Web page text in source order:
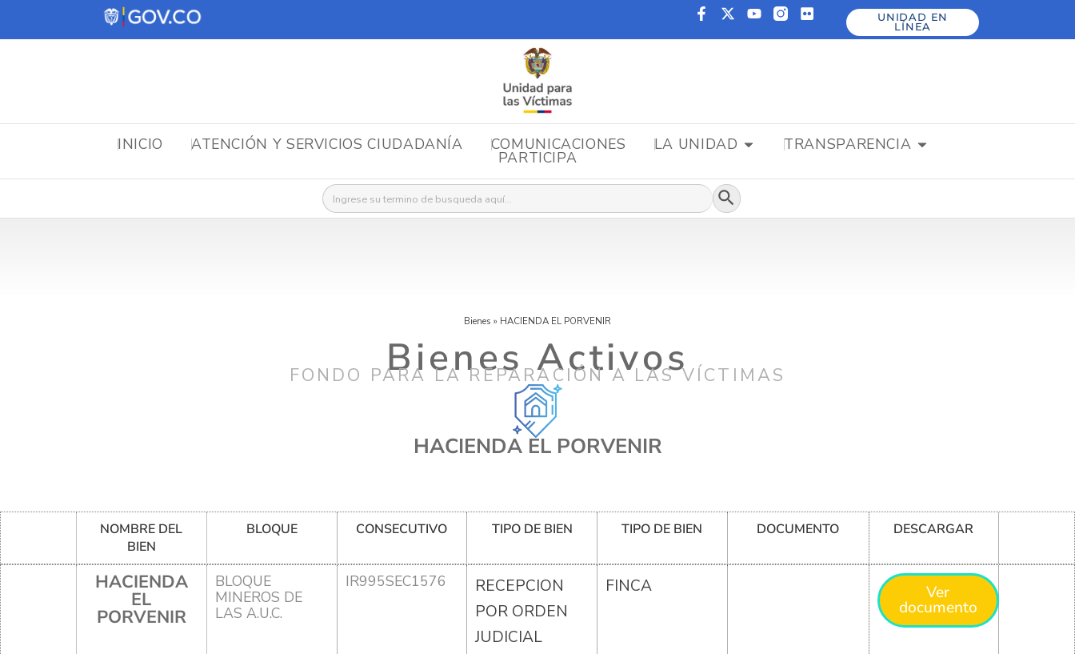
UNIDAD EN
LÍNEA
INICIO ATENCIÓN Y SERVICIOS CIUDADANÍA COMUNICACIONES LA UNIDAD TRANSPARENCIA
PARTICIPA
Buscar: Botón de búsqueda
Bienes » HACIENDA EL PORVENIR
Bienes Activos
FONDO PARA LA REPARACIÓN A LAS VÍCTIMAS
HACIENDA EL PORVENIR
NOMBRE DEL
BIEN
BLOQUE CONSECUTIVO TIPO DE BIEN TIPO DE BIEN DOCUMENTO DESCARGAR
HACIENDA
EL
PORVENIR
BLOQUE
MINEROS DE
LAS A.U.C.
IR995SEC1576
RECEPCION
POR ORDEN
JUDICIAL
FINCA Ver
documento